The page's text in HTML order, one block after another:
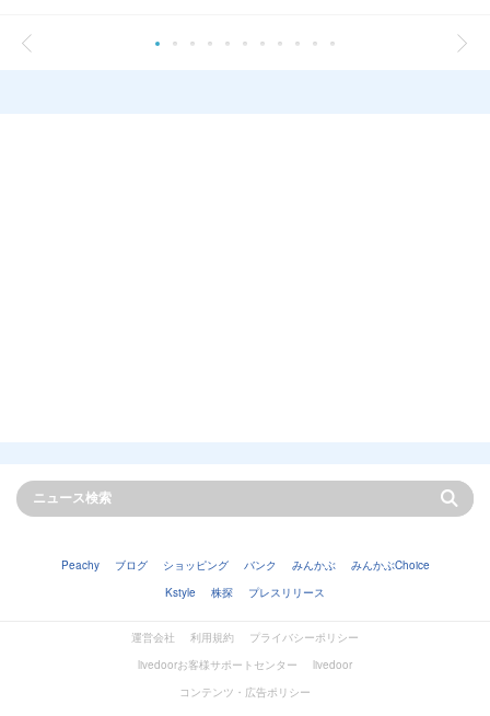
Peachy ブログ ショッピング バンク みんかぶ
みんかぶChoice
Kstyle
株探 プレスリリース
運営会社 利用規約
プライバシーポリシー
livedoorお客様サポートセンター
livedoor
コンテンツ・広告ポリシー